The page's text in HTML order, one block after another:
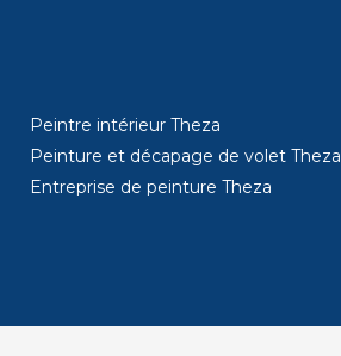
Peintre intérieur Theza
Peinture et décapage de volet Theza
Entreprise de peinture Theza